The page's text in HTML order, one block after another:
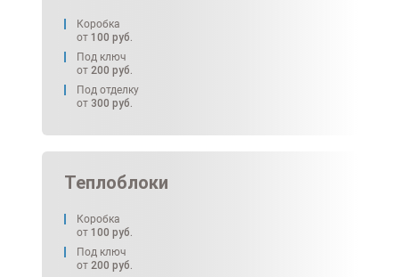
Коробка
от 100 руб.
Под ключ
от 200 руб.
Под отделку
от 300 руб.
Теплоблоки
Коробка
от 100 руб.
Под ключ
от 200 руб.